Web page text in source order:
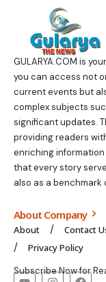
GULARYA.COM is
you can access not
current events but
complex subjects
significant updates.
providing readers
enriching
that every story
also as a
About Company
About Contact
Privacy Policy
Subscribe Now for